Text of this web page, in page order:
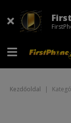
Kezdőoldal |